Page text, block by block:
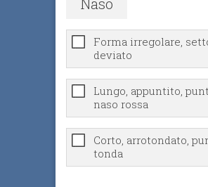
Forma irregolare,
deviato
Lungo, appuntito,
naso rossa
Corto, arrotondato,
tonda